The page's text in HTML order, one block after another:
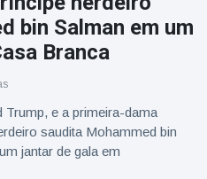
bin Salman em um
Branca
Trump, e a primeira-dama
saudita Mohammed bin
jantar de gala em